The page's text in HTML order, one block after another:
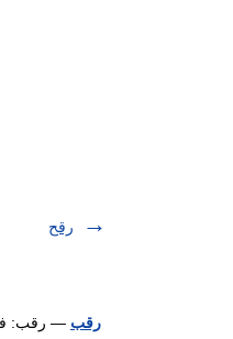
رقح
رقب — رقب: في